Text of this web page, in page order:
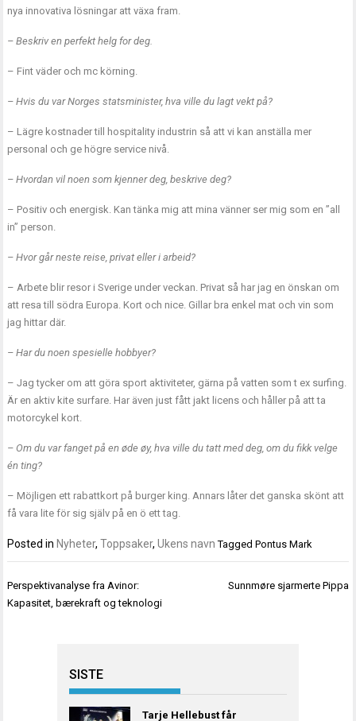
nya innovativa lösningar att växa fram.
– Beskriv en perfekt helg for deg.
– Fint väder och mc körning.
– Hvis du var Norges statsminister, hva ville du lagt vekt på?
– Lägre kostnader till hospitality industrin så att vi kan anställa mer
personal och ge högre service nivå.
– Hvordan vil noen som kjenner deg, beskrive deg?
– Positiv och energisk. Kan tänka mig att mina vänner ser mig som en ”all
in” person.
– Hvor går neste reise, privat eller i arbeid?
– Arbete blir resor i Sverige under veckan. Privat så har jag en önskan om
att resa till södra Europa. Kort och nice. Gillar bra enkel mat och vin som
jag hittar där.
– Har du noen spesielle hobbyer?
– Jag tycker om att göra sport aktiviteter, gärna på vatten som t ex surfing.
Är en aktiv kite surfare. Har även just fått jakt licens och håller på att ta
motorcykel kort.
– Om du var fanget på en øde øy, hva ville du tatt med deg, om du fikk velge
én ting?
– Möjligen ett rabattkort på burger king. Annars låter det ganska skönt att
få vara lite för sig själv på en ö ett tag.
Posted inNyheter,Toppsaker,Ukens navn TaggedPontus Mark
Innleggsnavigasjon
Perspektivanalyse fra Avinor:
Kapasitet, bærekraft og teknologi
Sunnmøre sjarmerte Pippa
SISTE
Tarje Hellebust får